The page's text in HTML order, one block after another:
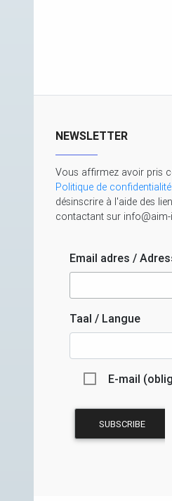
NEWSLETTER
Vous affirmez avoir pris
Politique de confidentialité
désinscrire à l'aide des
contactant sur
Email adres /
Taal / Langue
E-mail